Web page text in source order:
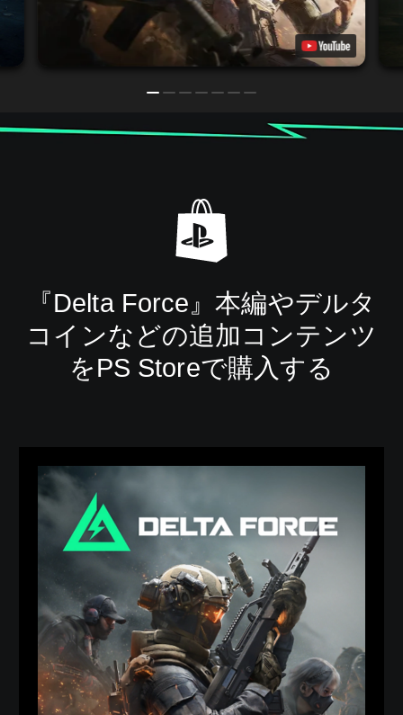
『Delta Force』本編やデルタ
コインなどの追加コンテンツ
をPS Storeで購入する